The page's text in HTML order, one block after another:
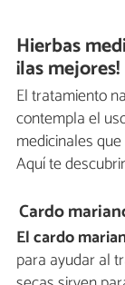
Hierbas
¡las mejores!
El tratamiento
contempla el
medicinales
Aquí te
Cardo
El cardo
para ayudar al